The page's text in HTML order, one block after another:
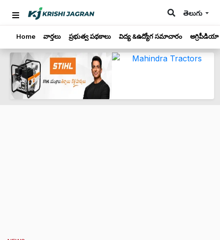
తెలుగు
Home వార్తలు ప్రభుత్వ పథకాలు విద్య &ఉద్యోగ సమాచారం అగ్రిపీడియా